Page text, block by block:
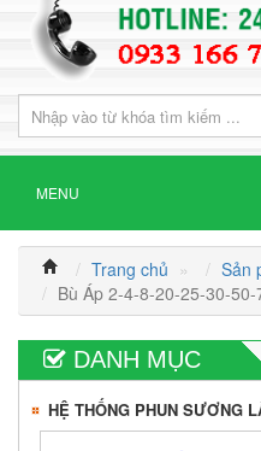
MENU
Trang chủ » Sản
Bù Áp 2-4-8-20-25-30-
DANH MỤC
HỆ THỐNG PHUN SƯƠNG